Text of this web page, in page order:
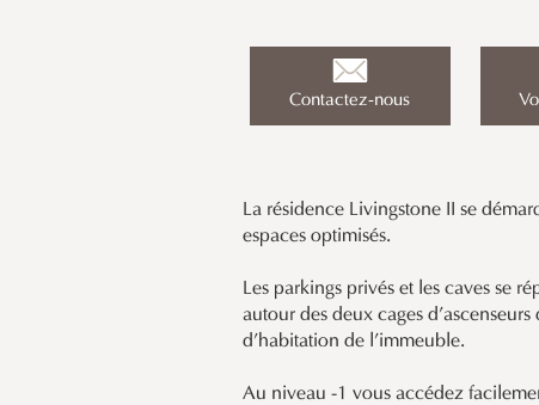
Contactez-nous
La résidence Livingstone II se
espaces optimisés.
Les parkings privés et les caves se
autour des deux cages d’ascenseurs
d’habitation de l’immeuble.
Au niveau -1 vous accédez